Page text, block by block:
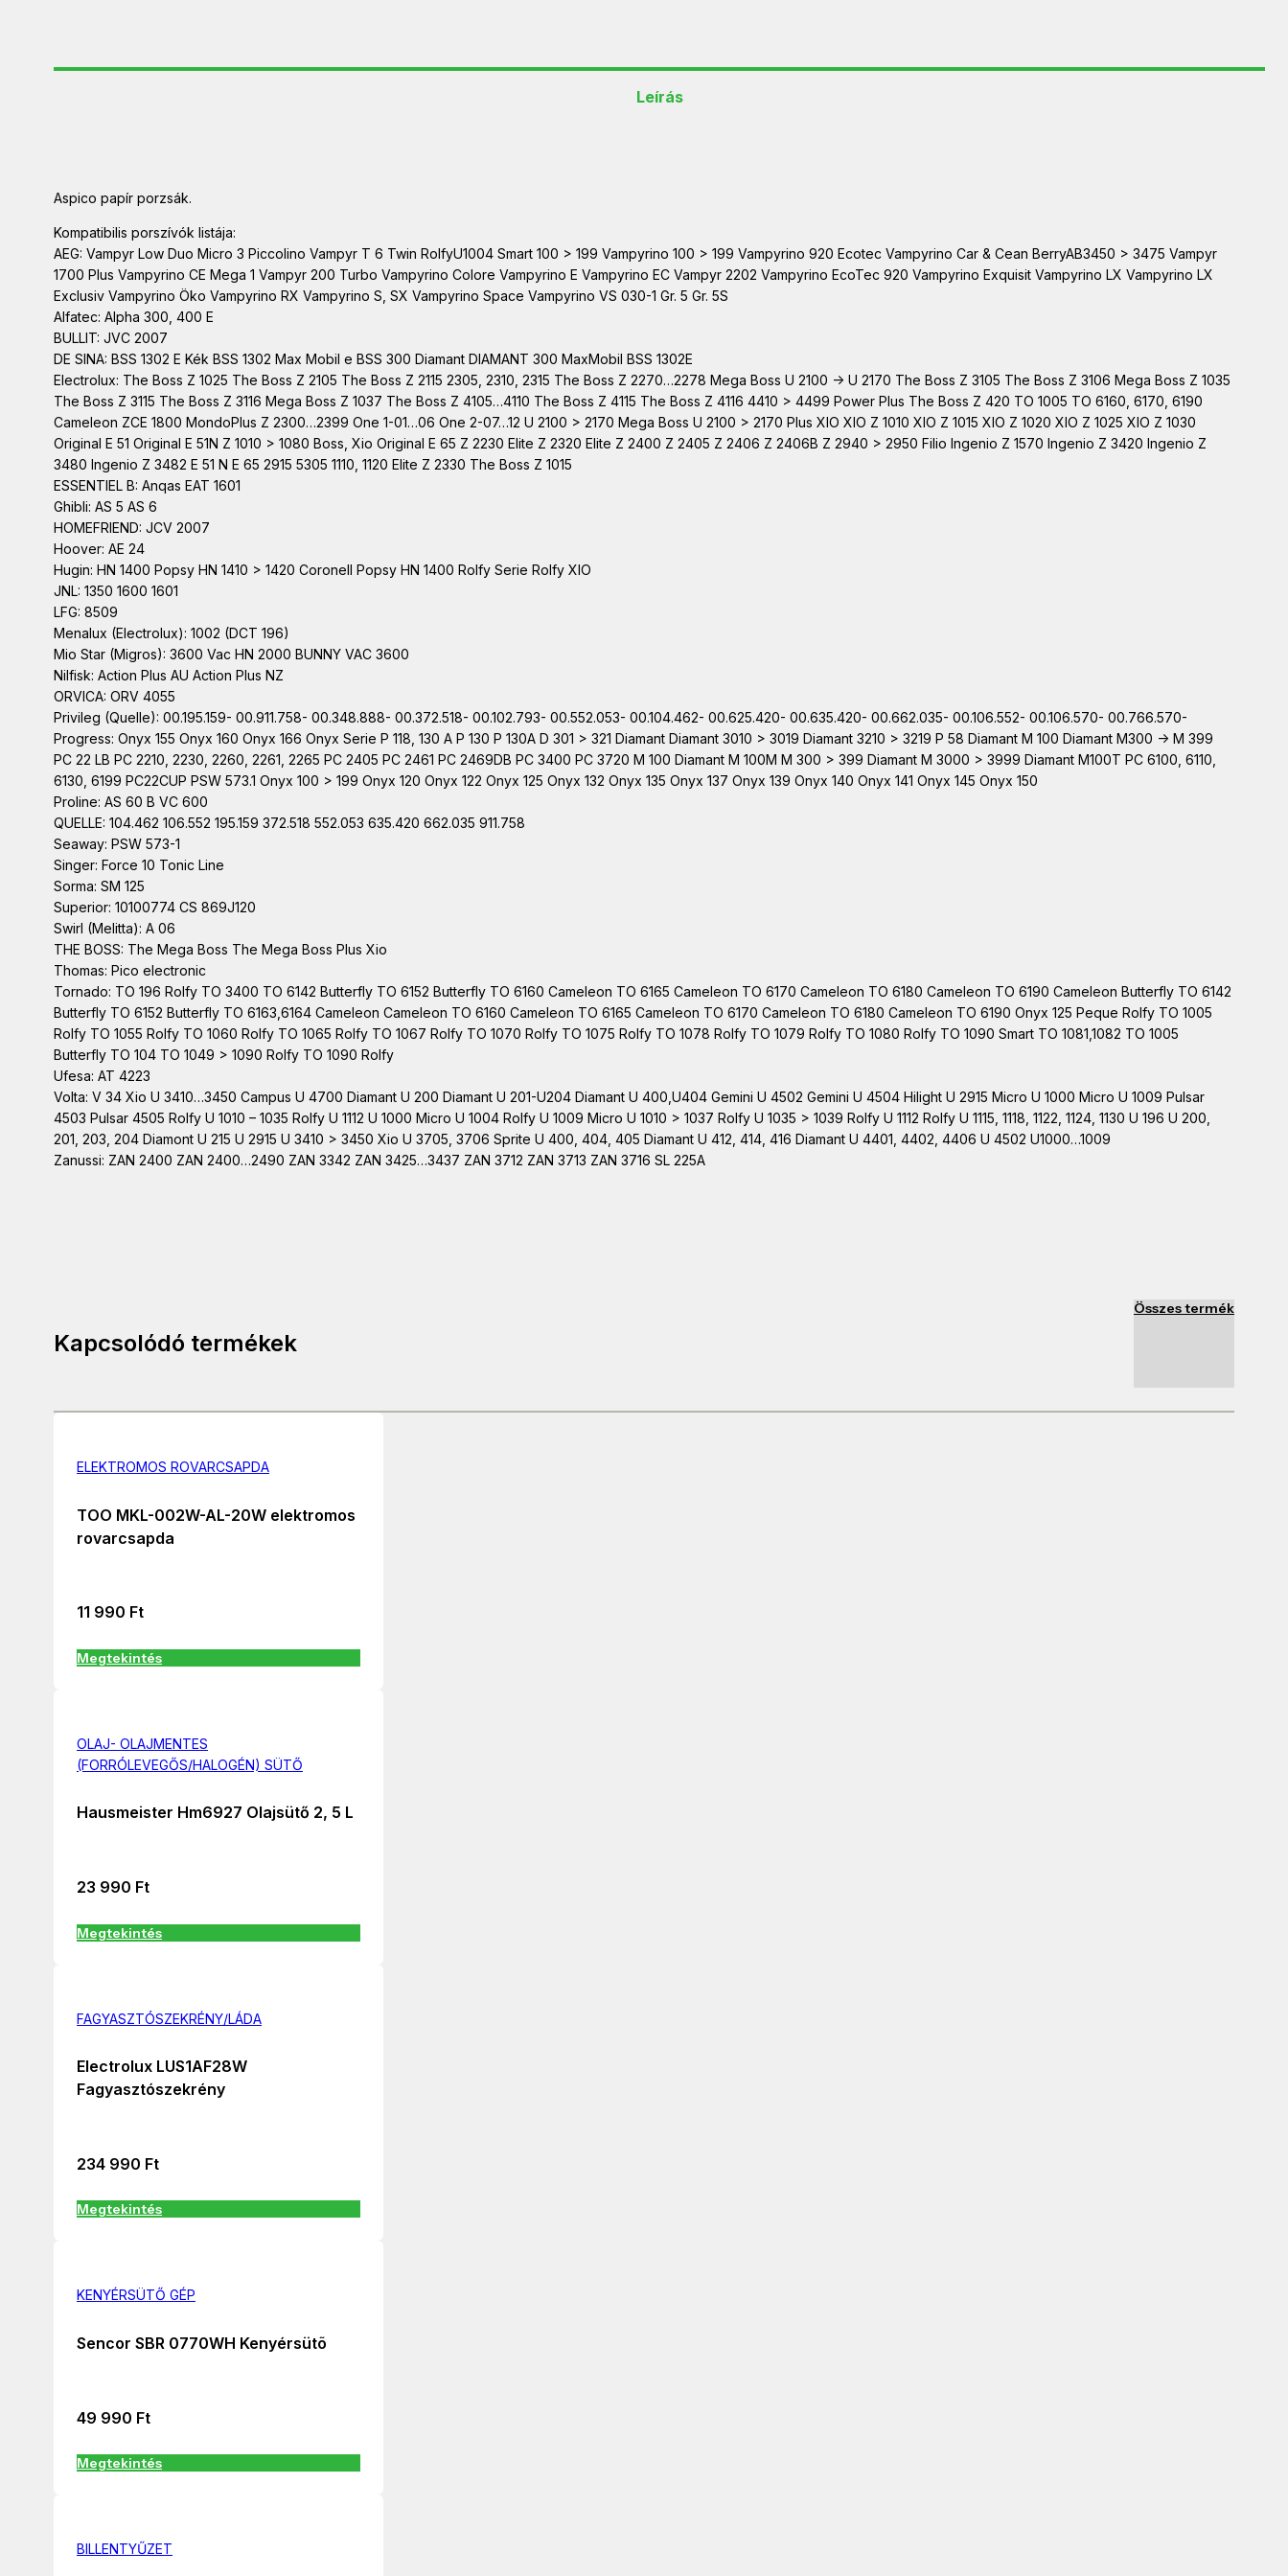
Leírás
Aspico papír porzsák.
Kompatibilis porszívók listája:
AEG: Vampyr Low Duo Micro 3 Piccolino Vampyr T 6 Twin RolfyU1004 Smart 100 > 199 Vampyrino 100 > 199 Vampyrino 920 Ecotec Vampyrino Car & Cean BerryAB3450 > 3475 Vampyr
1700 Plus Vampyrino CE Mega 1 Vampyr 200 Turbo Vampyrino Colore Vampyrino E Vampyrino EC Vampyr 2202 Vampyrino EcoTec 920 Vampyrino Exquisit Vampyrino LX Vampyrino LX
Exclusiv Vampyrino Öko Vampyrino RX Vampyrino S, SX Vampyrino Space Vampyrino VS 030-1 Gr. 5 Gr. 5S
Alfatec: Alpha 300, 400 E
BULLIT: JVC 2007
DE SINA: BSS 1302 E Kék BSS 1302 Max Mobil e BSS 300 Diamant DIAMANT 300 MaxMobil BSS 1302E
Electrolux: The Boss Z 1025 The Boss Z 2105 The Boss Z 2115 2305, 2310, 2315 The Boss Z 2270…2278 Mega Boss U 2100 -> U 2170 The Boss Z 3105 The Boss Z 3106 Mega Boss Z 1035
The Boss Z 3115 The Boss Z 3116 Mega Boss Z 1037 The Boss Z 4105…4110 The Boss Z 4115 The Boss Z 4116 4410 > 4499 Power Plus The Boss Z 420 TO 1005 TO 6160, 6170, 6190
Cameleon ZCE 1800 MondoPlus Z 2300…2399 One 1-01…06 One 2-07…12 U 2100 > 2170 Mega Boss U 2100 > 2170 Plus XIO XIO Z 1010 XIO Z 1015 XIO Z 1020 XIO Z 1025 XIO Z 1030
Original E 51 Original E 51N Z 1010 > 1080 Boss, Xio Original E 65 Z 2230 Elite Z 2320 Elite Z 2400 Z 2405 Z 2406 Z 2406B Z 2940 > 2950 Filio Ingenio Z 1570 Ingenio Z 3420 Ingenio Z
3480 Ingenio Z 3482 E 51 N E 65 2915 5305 1110, 1120 Elite Z 2330 The Boss Z 1015
ESSENTIEL B: Anqas EAT 1601
Ghibli: AS 5 AS 6
HOMEFRIEND: JCV 2007
Hoover: AE 24
Hugin: HN 1400 Popsy HN 1410 > 1420 Coronell Popsy HN 1400 Rolfy Serie Rolfy XIO
JNL: 1350 1600 1601
LFG: 8509
Menalux (Electrolux): 1002 (DCT 196)
Mio Star (Migros): 3600 Vac HN 2000 BUNNY VAC 3600
Nilfisk: Action Plus AU Action Plus NZ
ORVICA: ORV 4055
Privileg (Quelle): 00.195.159- 00.911.758- 00.348.888- 00.372.518- 00.102.793- 00.552.053- 00.104.462- 00.625.420- 00.635.420- 00.662.035- 00.106.552- 00.106.570- 00.766.570-
Progress: Onyx 155 Onyx 160 Onyx 166 Onyx Serie P 118, 130 A P 130 P 130A D 301 > 321 Diamant Diamant 3010 > 3019 Diamant 3210 > 3219 P 58 Diamant M 100 Diamant M300 -> M 399
PC 22 LB PC 2210, 2230, 2260, 2261, 2265 PC 2405 PC 2461 PC 2469DB PC 3400 PC 3720 M 100 Diamant M 100M M 300 > 399 Diamant M 3000 > 3999 Diamant M100T PC 6100, 6110,
6130, 6199 PC22CUP PSW 573.1 Onyx 100 > 199 Onyx 120 Onyx 122 Onyx 125 Onyx 132 Onyx 135 Onyx 137 Onyx 139 Onyx 140 Onyx 141 Onyx 145 Onyx 150
Proline: AS 60 B VC 600
QUELLE: 104.462 106.552 195.159 372.518 552.053 635.420 662.035 911.758
Seaway: PSW 573-1
Singer: Force 10 Tonic Line
Sorma: SM 125
Superior: 10100774 CS 869J120
Swirl (Melitta): A 06
THE BOSS: The Mega Boss The Mega Boss Plus Xio
Thomas: Pico electronic
Tornado: TO 196 Rolfy TO 3400 TO 6142 Butterfly TO 6152 Butterfly TO 6160 Cameleon TO 6165 Cameleon TO 6170 Cameleon TO 6180 Cameleon TO 6190 Cameleon Butterfly TO 6142
Butterfly TO 6152 Butterfly TO 6163,6164 Cameleon Cameleon TO 6160 Cameleon TO 6165 Cameleon TO 6170 Cameleon TO 6180 Cameleon TO 6190 Onyx 125 Peque Rolfy TO 1005
Rolfy TO 1055 Rolfy TO 1060 Rolfy TO 1065 Rolfy TO 1067 Rolfy TO 1070 Rolfy TO 1075 Rolfy TO 1078 Rolfy TO 1079 Rolfy TO 1080 Rolfy TO 1090 Smart TO 1081,1082 TO 1005
Butterfly TO 104 TO 1049 > 1090 Rolfy TO 1090 Rolfy
Ufesa: AT 4223
Volta: V 34 Xio U 3410…3450 Campus U 4700 Diamant U 200 Diamant U 201-U204 Diamant U 400,U404 Gemini U 4502 Gemini U 4504 Hilight U 2915 Micro U 1000 Micro U 1009 Pulsar
4503 Pulsar 4505 Rolfy U 1010 – 1035 Rolfy U 1112 U 1000 Micro U 1004 Rolfy U 1009 Micro U 1010 > 1037 Rolfy U 1035 > 1039 Rolfy U 1112 Rolfy U 1115, 1118, 1122, 1124, 1130 U 196 U 200,
201, 203, 204 Diamont U 215 U 2915 U 3410 > 3450 Xio U 3705, 3706 Sprite U 400, 404, 405 Diamant U 412, 414, 416 Diamant U 4401, 4402, 4406 U 4502 U1000…1009
Zanussi: ZAN 2400 ZAN 2400…2490 ZAN 3342 ZAN 3425…3437 ZAN 3712 ZAN 3713 ZAN 3716 SL 225A
Kapcsolódó termékek
Összes termék
ELEKTROMOS ROVARCSAPDA
TOO MKL-002W-AL-20W elektromos
rovarcsapda
11 990 Ft
Megtekintés
OLAJ- OLAJMENTES
(FORRÓLEVEGŐS/HALOGÉN) SÜTŐ
Hausmeister Hm6927 Olajsütő 2, 5 L
23 990 Ft
Megtekintés
FAGYASZTÓSZEKRÉNY/LÁDA
Electrolux LUS1AF28W
Fagyasztószekrény
234 990 Ft
Megtekintés
KENYÉRSÜTŐ GÉP
Sencor SBR 0770WH Kenyérsütõ
49 990 Ft
Megtekintés
BILLENTYŰZET